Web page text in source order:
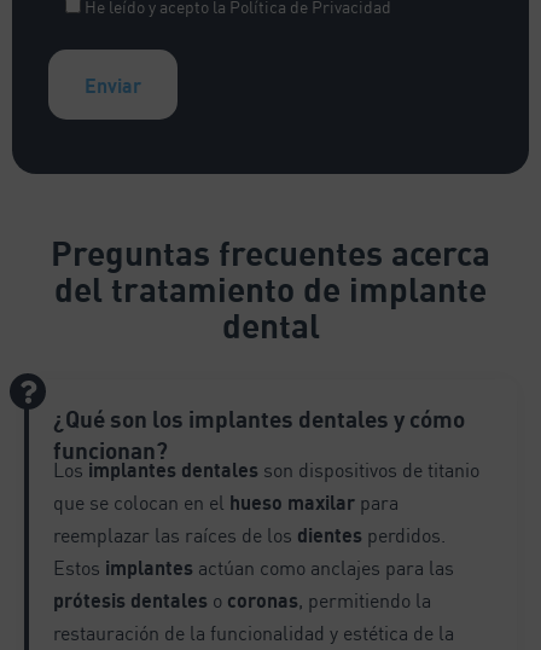
He leído y acepto la Política de Privacidad
l
n
Preguntas frecuentes acerca
del tratamiento de implante
dental
¿Qué son los implantes dentales y cómo
funcionan?
Los implantes dentales son dispositivos de titanio
que se colocan en el hueso maxilar para
reemplazar las raíces de los dientes perdidos.
Estos implantes actúan como anclajes para las
prótesis dentales o coronas, permitiendo la
restauración de la funcionalidad y estética de la